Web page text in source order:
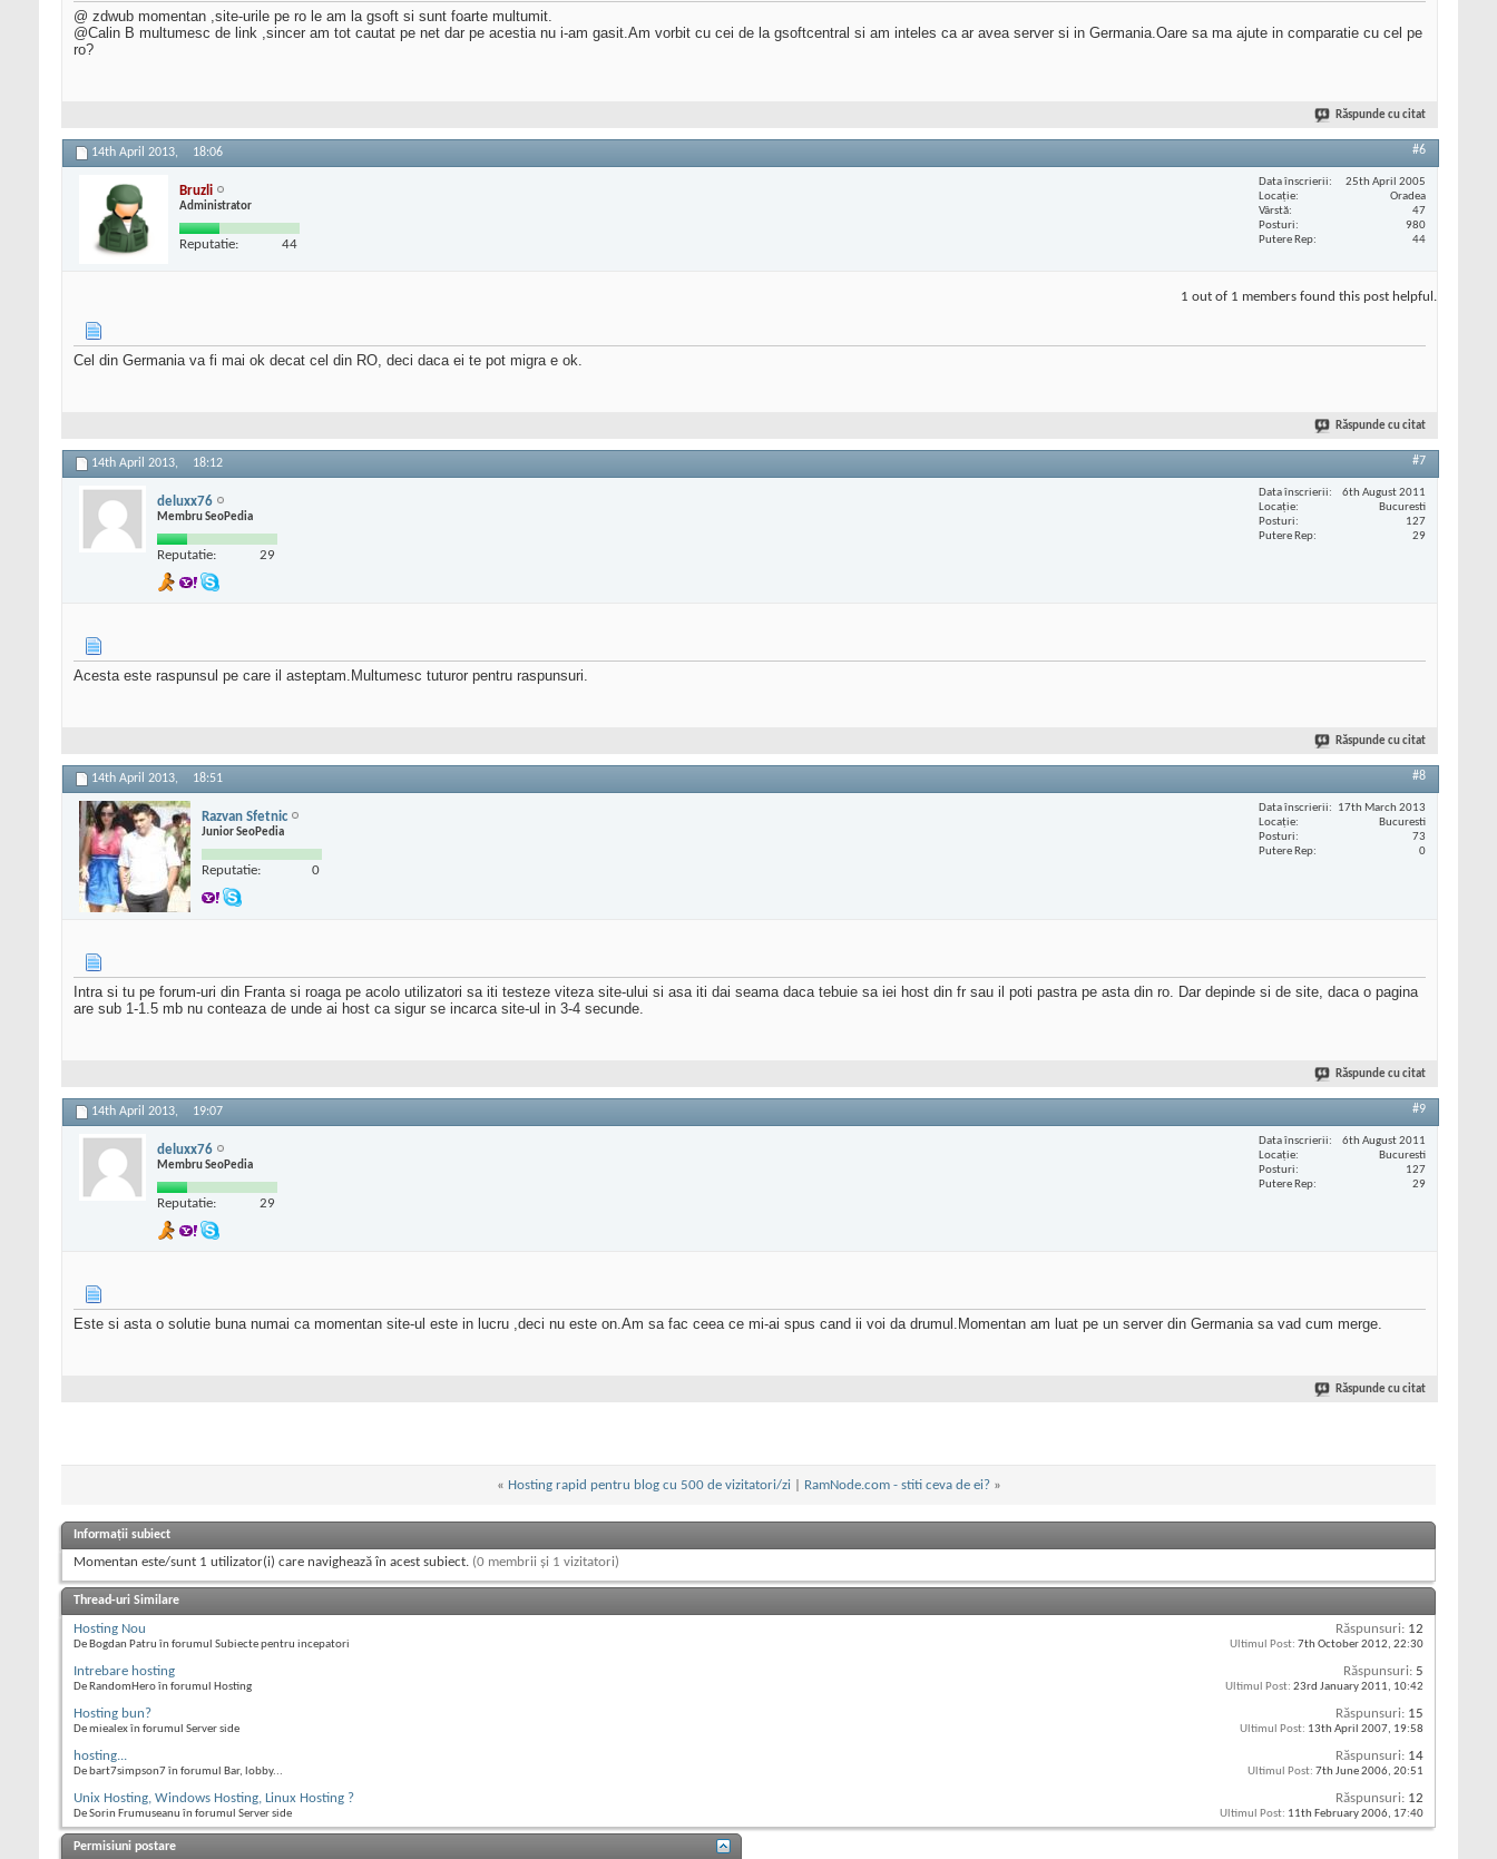
@ zdwub momentan ,site-urile pe ro le am la gsoft si sunt foarte multumit.
@Calin B multumesc de link ,sincer am tot cautat pe net dar pe acestia nu i-am gasit.Am vorbit cu cei de la gsoftcentral si am inteles ca ar avea server si in Germania.Oare sa ma ajute in comparatie cu cel pe
ro?
Răspunde cu citat
14th April 2013, 18:06 #6
Bruzli
Administrator
Reputatie: 44
Data înscrierii
25th April 2005
Locaţie
Oradea
Vârstă
47
Posturi
980
Putere Rep
44
1 out of 1 members found this post helpful.
Cel din Germania va fi mai ok decat cel din RO, deci daca ei te pot migra e ok.
Răspunde cu citat
14th April 2013, 18:12 #7
deluxx76
Membru SeoPedia
Reputatie: 29
Data înscrierii
6th August 2011
Locaţie
Bucuresti
Posturi
127
Putere Rep
29
Acesta este raspunsul pe care il asteptam.Multumesc tuturor pentru raspunsuri.
Răspunde cu citat
14th April 2013, 18:51 #8
Razvan Sfetnic
Junior SeoPedia
Reputatie: 0
Data înscrierii
17th March 2013
Locaţie
Bucuresti
Posturi
73
Putere Rep
0
Intra si tu pe forum-uri din Franta si roaga pe acolo utilizatori sa iti testeze viteza site-ului si asa iti dai seama daca tebuie sa iei host din fr sau il poti pastra pe asta din ro. Dar depinde si de site, daca o pagina
are sub 1-1.5 mb nu conteaza de unde ai host ca sigur se incarca site-ul in 3-4 secunde.
Răspunde cu citat
14th April 2013, 19:07 #9
deluxx76
Membru SeoPedia
Reputatie: 29
Data înscrierii
6th August 2011
Locaţie
Bucuresti
Posturi
127
Putere Rep
29
Este si asta o solutie buna numai ca momentan site-ul este in lucru ,deci nu este on.Am sa fac ceea ce mi-ai spus cand ii voi da drumul.Momentan am luat pe un server din Germania sa vad cum merge.
Răspunde cu citat
« Hosting rapid pentru blog cu 500 de vizitatori/zi RamNode.com - stiti ceva de ei? »
Informații subiect
Momentan este/sunt 1 utilizator(i) care navighează în acest subiect. (0 membrii și 1 vizitatori)
Thread-uri Similare
Hosting Nou
De Bogdan Patru în forumul Subiecte pentru incepatori
Răspunsuri: 12
Ultimul Post: 7th October 2012, 22:30
Intrebare hosting
De RandomHero în forumul Hosting
Răspunsuri: 5
Ultimul Post: 23rd January 2011, 10:42
Hosting bun?
De miealex în forumul Server side
Răspunsuri: 15
Ultimul Post: 13th April 2007, 19:58
hosting...
De bart7simpson7 în forumul Bar, lobby...
Răspunsuri: 14
Ultimul Post: 7th June 2006, 20:51
Unix Hosting, Windows Hosting, Linux Hosting ?
De Sorin Frumuseanu în forumul Server side
Răspunsuri: 12
Ultimul Post: 11th February 2006, 17:40
Permisiuni postare